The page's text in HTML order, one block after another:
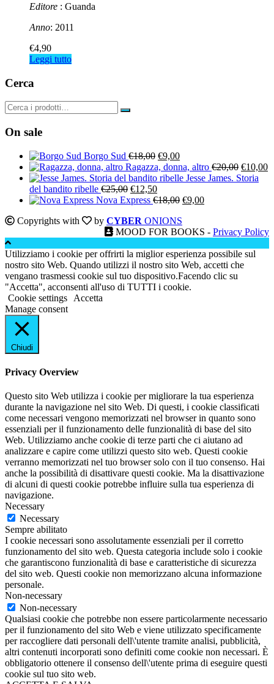
Editore : Guanda
Anno: 2011
€4,90
Leggi tutto
Cerca
On sale
Borgo Sud €18,00 Il
prezzo
originale
€18,00.
€9,00Il
prezzo
attuale
€9,00.
Ragazza, donna, altro €20,00 Il
prezzo
€10,00Il
Jesse James. Storia
del bandito ribelle €25,00 Il
prezzo
era:
€25,00.
€12,50Il
prezzo
è:
€12,50.
Nova Express €18,00 Il
era:
€9,00Il
è:
Copyrights with by CYBER ONIONS
MOOD FOR BOOKS - Privacy Policy
Utilizziamo i cookie per offrirti la miglior esperienza possibile sul
nostro sito Web. Quando utilizzi il nostro sito Web, accetti che
vengano trasmessi cookie sul tuo dispositivo.Facendo clic su
"Accetta", acconsenti all'uso di TUTTI i cookie.
Cookie settings
Accetta
Manage consent
Chiudi
Privacy Overview
Questo sito Web utilizza i cookie per migliorare la tua esperienza
durante la navigazione nel sito Web. Di questi, i cookie classificati
come necessari vengono memorizzati nel browser in quanto sono
essenziali per il funzionamento delle funzionalità di base del sito
Web. Utilizziamo anche cookie di terze parti che ci aiutano ad
analizzare e capire come utilizzi questo sito web. Questi cookie
verranno memorizzati nel tuo browser solo con il tuo consenso. Hai
anche la possibilità di disattivare questi cookie. Ma la disattivazione
di alcuni di questi cookie potrebbe influire sulla tua esperienza di
navigazione.
Necessary
Necessary
Sempre abilitato
I cookie necessari sono assolutamente essenziali per il corretto
funzionamento del sito web. Questa categoria include solo i cookie
che garantiscono funzionalità di base e caratteristiche di sicurezza
del sito web. Questi cookie non memorizzano alcuna informazione
personale.
Non-necessary
Non-necessary
Qualsiasi cookie che potrebbe non essere particolarmente necessario
per il funzionamento del sito Web e viene utilizzato specificamente
per raccogliere dati personali dell\'utente tramite analisi, pubblicità,
altri contenuti incorporati sono definiti come cookie non necessari. È
obbligatorio ottenere il consenso dell\'utente prima di eseguire questi
cookie sul tuo sito web.